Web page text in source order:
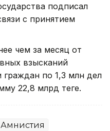
подписал
с принятием
чем за месяц от
взысканий
граждан по 1,3 млн дел
22,8 млрд теңге.
Амнистия